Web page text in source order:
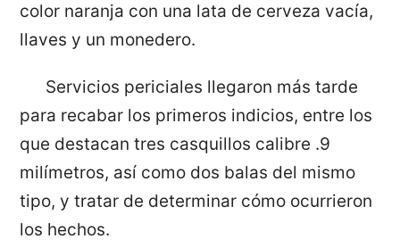
color naranja con una lata de cerveza vacía,
llaves y un monedero.
Servicios periciales llegaron más tarde
para recabar los primeros indicios, entre los
que destacan tres casquillos calibre .9
milímetros, así como dos balas del mismo
tipo, y tratar de determinar cómo ocurrieron
los hechos.